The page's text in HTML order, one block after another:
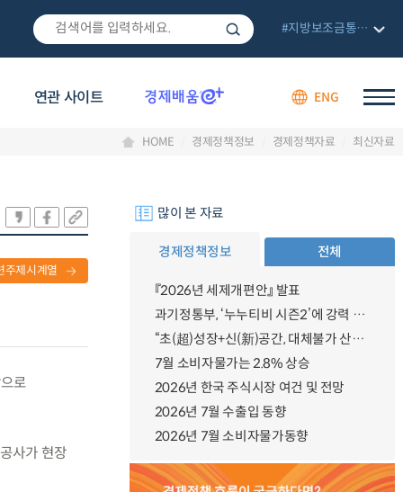
연관 사이트 ENG
#지방보조금통합관리망
HOME 경제정책정보 경제정책자료 최신자료
주제시계열
로
사가 현장
많이 본 자료
경제정책정보 전체
『2026년 세제개편안』 발표
과기정통부, ‘누누티비 시즌2’에 강력 대응 의지 밝혀
“초(超)성장+신(新)공간, 대체불가 산업강국”
7월 소비자물가는 2.8% 상승
2026년 한국 주식시장 여건 및 전망
2026년 7월 수출입 동향
2026년 7월 소비자물가동향